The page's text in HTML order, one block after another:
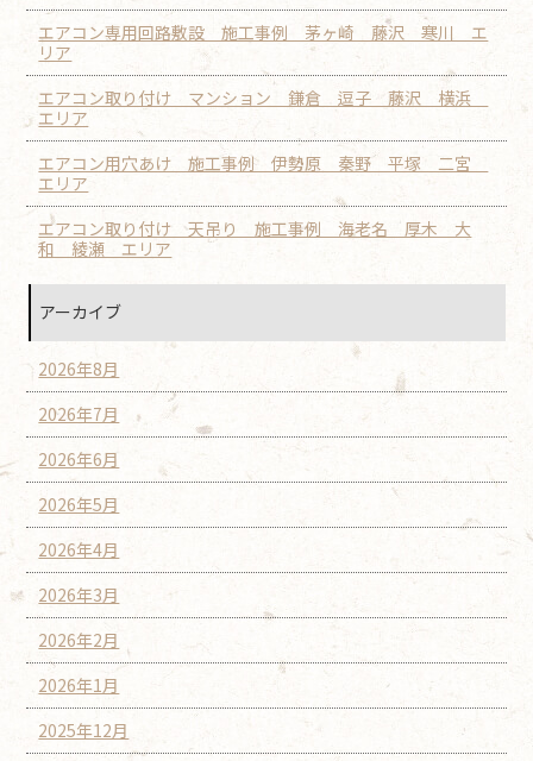
エアコン専用回路敷設 施工事例 茅ヶ崎 藤沢 寒川 エ
リア
エアコン取り付け マンション 鎌倉 逗子 藤沢 横浜
エリア
エアコン用穴あけ 施工事例 伊勢原 秦野 平塚 二宮
エリア
エアコン取り付け 天吊り 施工事例 海老名 厚木 大
和 綾瀬 エリア
アーカイブ
2026年8月
2026年7月
2026年6月
2026年5月
2026年4月
2026年3月
2026年2月
2026年1月
2025年12月